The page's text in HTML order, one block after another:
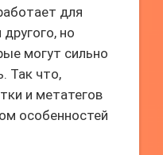
для
но
могут сильно
Так что,
и метатегов
особенностей